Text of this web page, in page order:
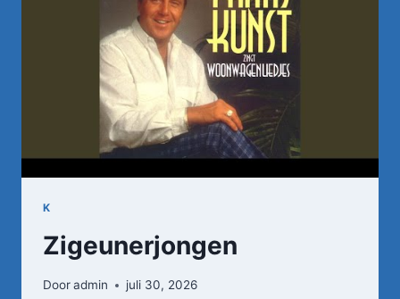
K
Zigeunerjongen
Dooradmin juli 30, 2026